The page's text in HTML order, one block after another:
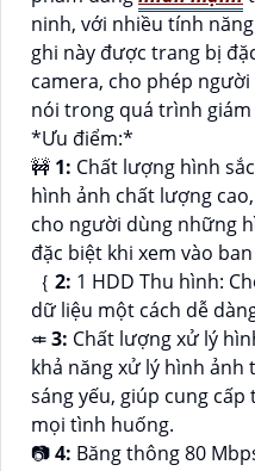
ninh, với nhiều tính
ghi này được trang bị
camera, cho phép
nói trong quá trình giám
*Ưu điểm:*
🚧 1: Chất lượng hình
hình ảnh chất lượng
cho người dùng những
đặc biệt khi xem vào
｛ 2: 1 HDD Thu hình:
dữ liệu một cách dễ
⤂3: Chất lượng xử lý
khả năng xử lý hình
sáng yếu, giúp cung
mọi tình huống.
📷4: Băng thông 80